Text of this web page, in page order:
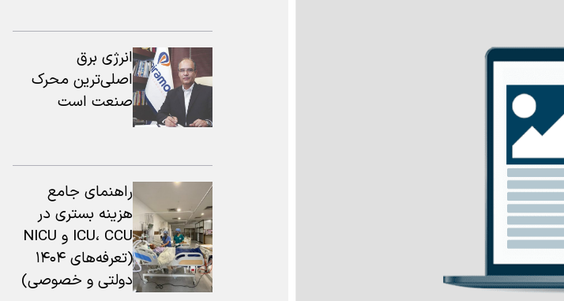
انرژی برق
اصلی‌ترین محرک
صنعت است
راهنمای جامع
هزینه بستری در
ICU، CCU و NICU
(تعرفه‌های ۱۴۰۴
دولتی و خصوصی)